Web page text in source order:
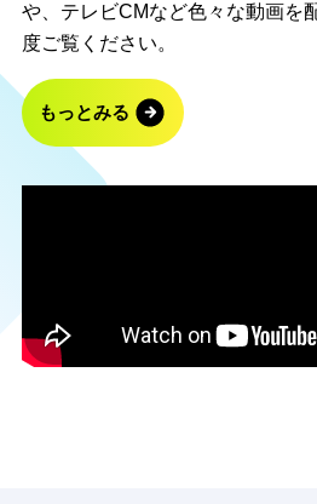
や、テレビCMなど色々な動画を
度ご覧ください。
もっとみる